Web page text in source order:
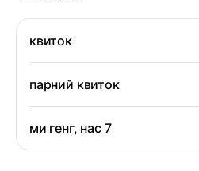
квиток
парний квиток
ми генг, нас 7